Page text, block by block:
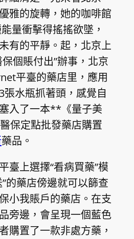
雅的旋轉，她的咖啡館
量衝擊得搖搖欲墜，
有的平靜。起，北京上
個賬付出”辦事，北京
平臺的藥店里，應用
水瓶抓著頭，感覺自
入了一本**《量子美
保定點批發藥店購置
藥品。
臺上選擇“看病買藥”模
的藥店傍邊就可以篩查
小我賬戶的藥店。在支
旁邊，會呈現一個藍色
購置了一款非處方藥，